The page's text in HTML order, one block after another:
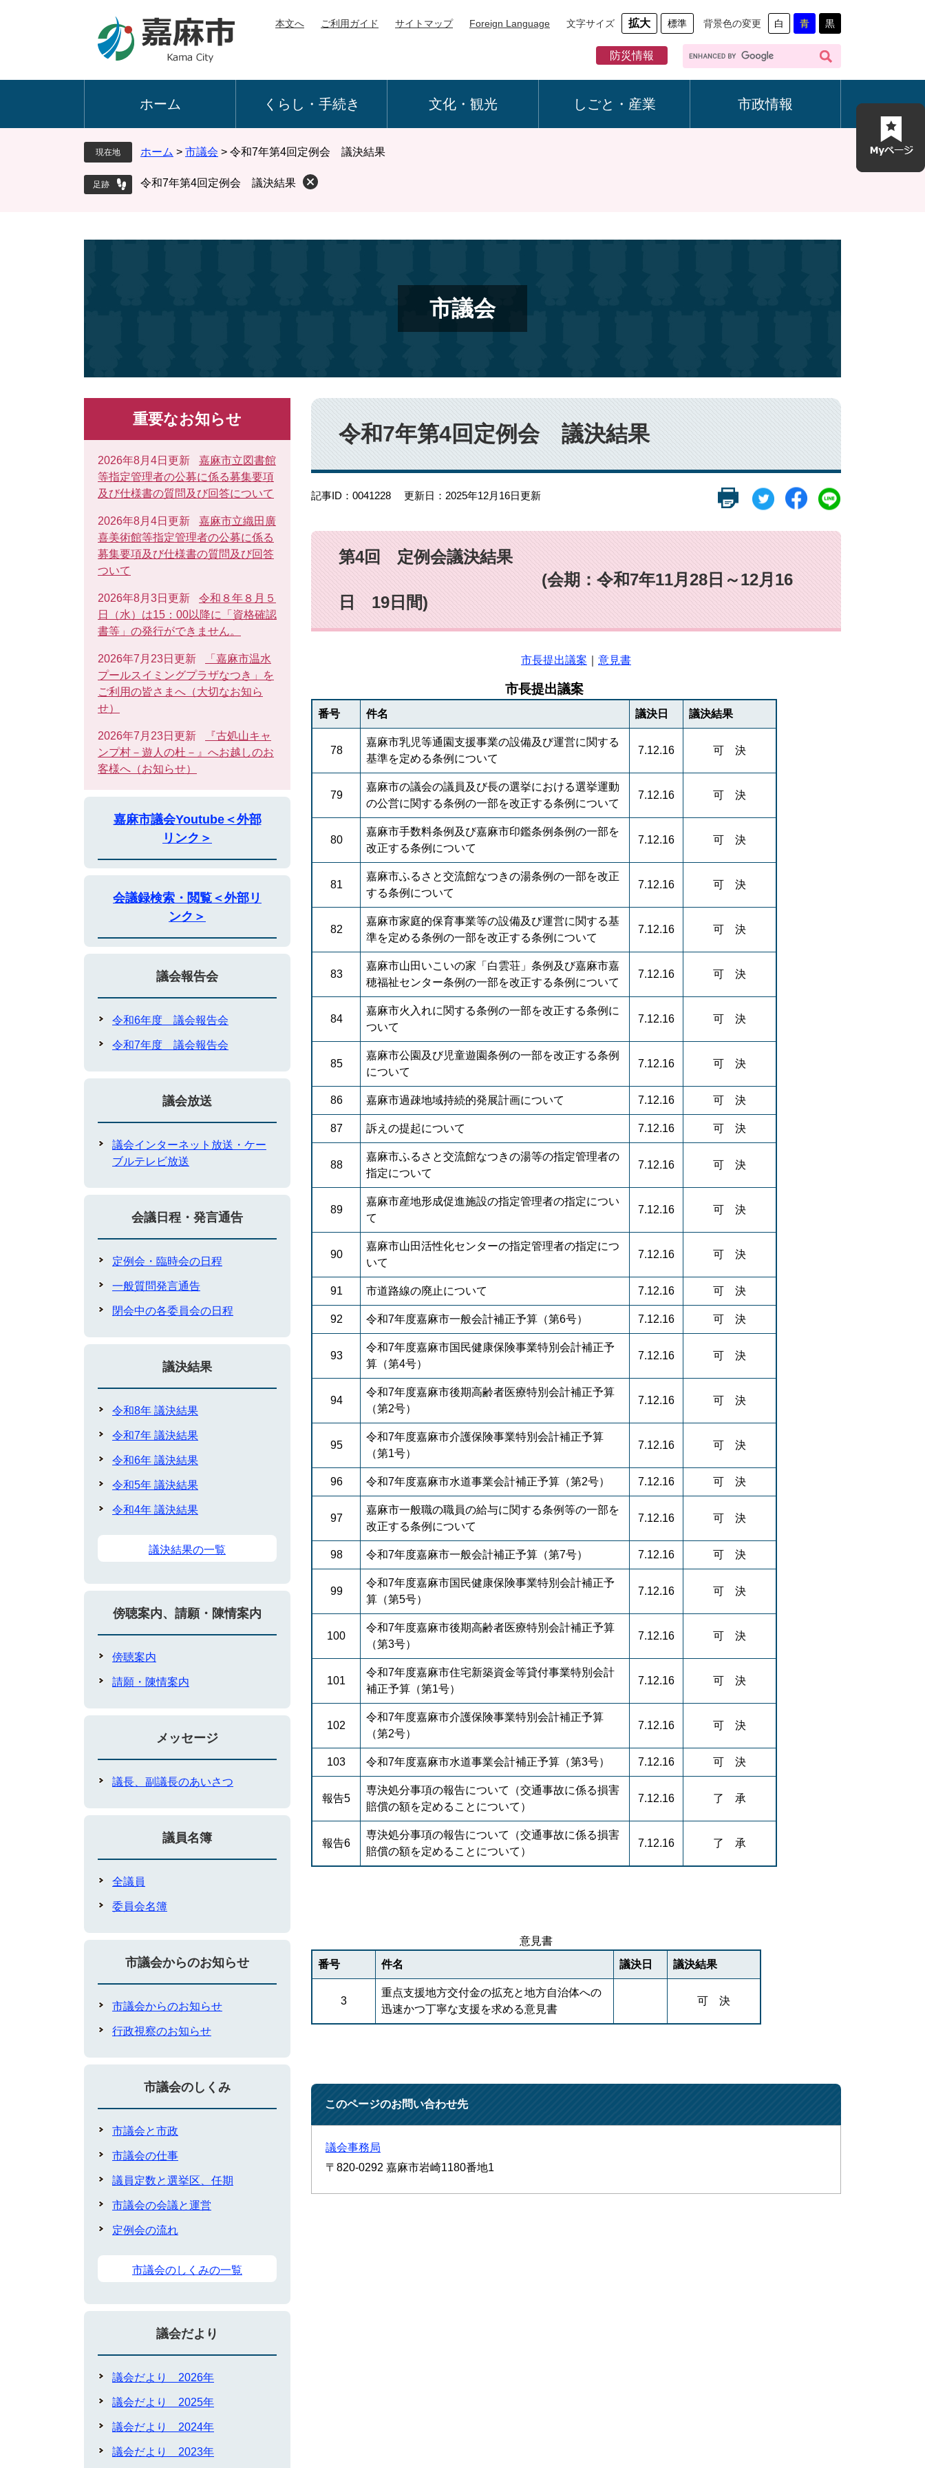
本文へ ご利用ガイド サイトマップ Foreign Language 文字サイズ 拡大 標準 背景色の変更 白 青 黒
防災情報
G
o
ホーム くらし・手続き 文化・観光 しごと・産業 市政情報
現在地 ホーム > 市議会 > 令和7年第4回定例会 議決結果
令和7年第4回定例会 議決結果
市議会
本
文
令和7年第4回定例会 議決結果
記事ID：0041228 更新日：2025年12月16日更新
第4回 定例会議決結果
(会期：令和7年11月28日～12月16
日 19日間)
市長提出議案 意見書
市長提出議案
番号 件名 議決日 議決結果
78
嘉麻市乳児等通園支援事業の設備及び運営に関する
基準を定める条例について
7.12.16 可 決
79
嘉麻市の議会の議員及び長の選挙における選挙運動
の公営に関する条例の一部を改正する条例について
7.12.16 可 決
80
嘉麻市手数料条例及び嘉麻市印鑑条例条例の一部を
改正する条例について
7.12.16 可 決
81
嘉麻市ふるさと交流館なつきの湯条例の一部を改正
する条例について
7.12.16 可 決
82
嘉麻市家庭的保育事業等の設備及び運営に関する基
準を定める条例の一部を改正する条例について
7.12.16 可 決
83
嘉麻市山田いこいの家「白雲荘」条例及び嘉麻市嘉
穂福祉センター条例の一部を改正する条例について
7.12.16 可 決
84
嘉麻市火入れに関する条例の一部を改正する条例に
ついて
7.12.16 可 決
85
嘉麻市公園及び児童遊園条例の一部を改正する条例
について
7.12.16 可 決
86 嘉麻市過疎地域持続的発展計画について 7.12.16 可 決
87 訴えの提起について 7.12.16 可 決
88
嘉麻市ふるさと交流館なつきの湯等の指定管理者の
指定について
7.12.16 可 決
89
嘉麻市産地形成促進施設の指定管理者の指定につい
て
7.12.16 可 決
90
嘉麻市山田活性化センターの指定管理者の指定につ
いて
7.12.16 可 決
91 市道路線の廃止について 7.12.16 可 決
92 令和7年度嘉麻市一般会計補正予算（第6号） 7.12.16 可 決
93
令和7年度嘉麻市国民健康保険事業特別会計補正予
算（第4号）
7.12.16 可 決
94
令和7年度嘉麻市後期高齢者医療特別会計補正予算
（第2号）
7.12.16 可 決
95
令和7年度嘉麻市介護保険事業特別会計補正予算
（第1号）
7.12.16 可 決
96 令和7年度嘉麻市水道事業会計補正予算（第2号） 7.12.16 可 決
97
嘉麻市一般職の職員の給与に関する条例等の一部を
改正する条例について
7.12.16 可 決
98 令和7年度嘉麻市一般会計補正予算（第7号） 7.12.16 可 決
99
令和7年度嘉麻市国民健康保険事業特別会計補正予
算（第5号）
7.12.16 可 決
100
令和7年度嘉麻市後期高齢者医療特別会計補正予算
（第3号）
7.12.16 可 決
101
令和7年度嘉麻市住宅新築資金等貸付事業特別会計
補正予算（第1号）
7.12.16 可 決
102
令和7年度嘉麻市介護保険事業特別会計補正予算
（第2号）
7.12.16 可 決
103 令和7年度嘉麻市水道事業会計補正予算（第3号） 7.12.16 可 決
報告5
専決処分事項の報告について（交通事故に係る損害
賠償の額を定めることについて）
7.12.16 了 承
報告6
専決処分事項の報告について（交通事故に係る損害
賠償の額を定めることについて）
7.12.16 了 承
意見書
番号
件名 議決日 議決結果
3
重点支援地方交付金の拡充と地方自治体への
迅速かつ丁寧な支援を求める意見書
可 決
このページのお問い合わせ先
議会事務局
〒820-0292 嘉麻市岩崎1180番地1
重要なお知らせ
2026年8月4日更新
嘉麻市立図書館
等指定管理者の公募に係る募集要項
及び仕様書の質問及び回答について
2026年8月4日更新
嘉麻市立織田廣
喜美術館等指定管理者の公募に係る
募集要項及び仕様書の質問及び回答
ついて
2026年8月3日更新
令和８年８月５
日（水）は15：00以降に「資格確認
書等」の発行ができません。
2026年7月23日更新
「嘉麻市温水
プールスイミングプラザなつき」を
ご利用の皆さまへ（大切なお知ら
せ）
2026年7月23日更新
『古処山キャ
ンプ村－遊人の杜－』へお越しのお
客様へ（お知らせ）
嘉麻市議会Youtube＜外部
リンク＞
会議録検索・閲覧＜外部リ
ンク＞
議会報告会
令和6年度 議会報告会
令和7年度 議会報告会
議会放送
議会インターネット放送・ケー
ブルテレビ放送
会議日程・発言通告
定例会・臨時会の日程
一般質問発言通告
閉会中の各委員会の日程
議決結果
令和8年 議決結果
令和7年 議決結果
令和6年 議決結果
令和5年 議決結果
令和4年 議決結果
議決結果の一覧
傍聴案内、請願・陳情案内
傍聴案内
請願・陳情案内
メッセージ
議長、副議長のあいさつ
議員名簿
全議員
委員会名簿
市議会からのお知らせ
市議会からのお知らせ
行政視察のお知らせ
市議会のしくみ
市議会と市政
市議会の仕事
議員定数と選挙区、任期
市議会の会議と運営
定例会の流れ
市議会のしくみの一覧
議会だより
議会だより 2026年
議会だより 2025年
議会だより 2024年
議会だより 2023年